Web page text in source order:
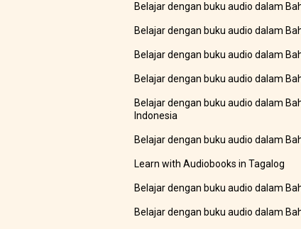
Belajar dengan buku audio dalam
Belajar dengan buku audio dalam
Belajar dengan buku audio dalam
Belajar dengan buku audio dalam
Belajar dengan buku audio dalam
Indonesia
Belajar dengan buku audio dalam
Learn with Audiobooks in Tagalog
Belajar dengan buku audio dalam
Belajar dengan buku audio dalam